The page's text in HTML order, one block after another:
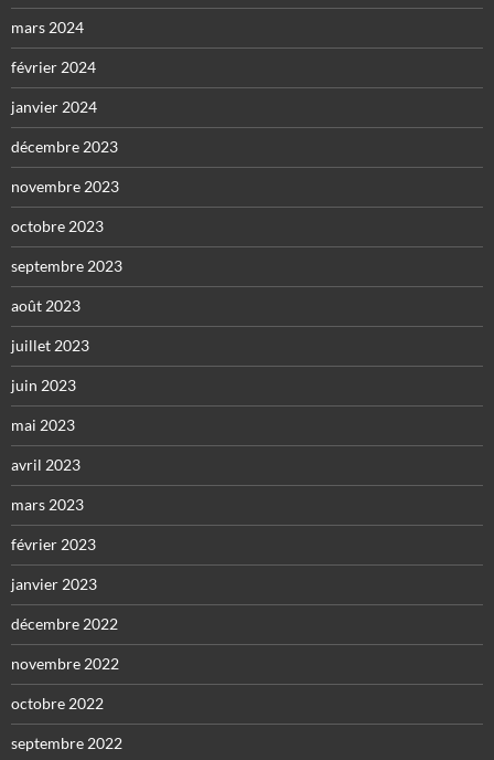
mars 2024
février 2024
janvier 2024
décembre 2023
novembre 2023
octobre 2023
septembre 2023
août 2023
juillet 2023
juin 2023
mai 2023
avril 2023
mars 2023
février 2023
janvier 2023
décembre 2022
novembre 2022
octobre 2022
septembre 2022